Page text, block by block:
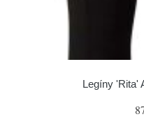
Legíny 'Rita'